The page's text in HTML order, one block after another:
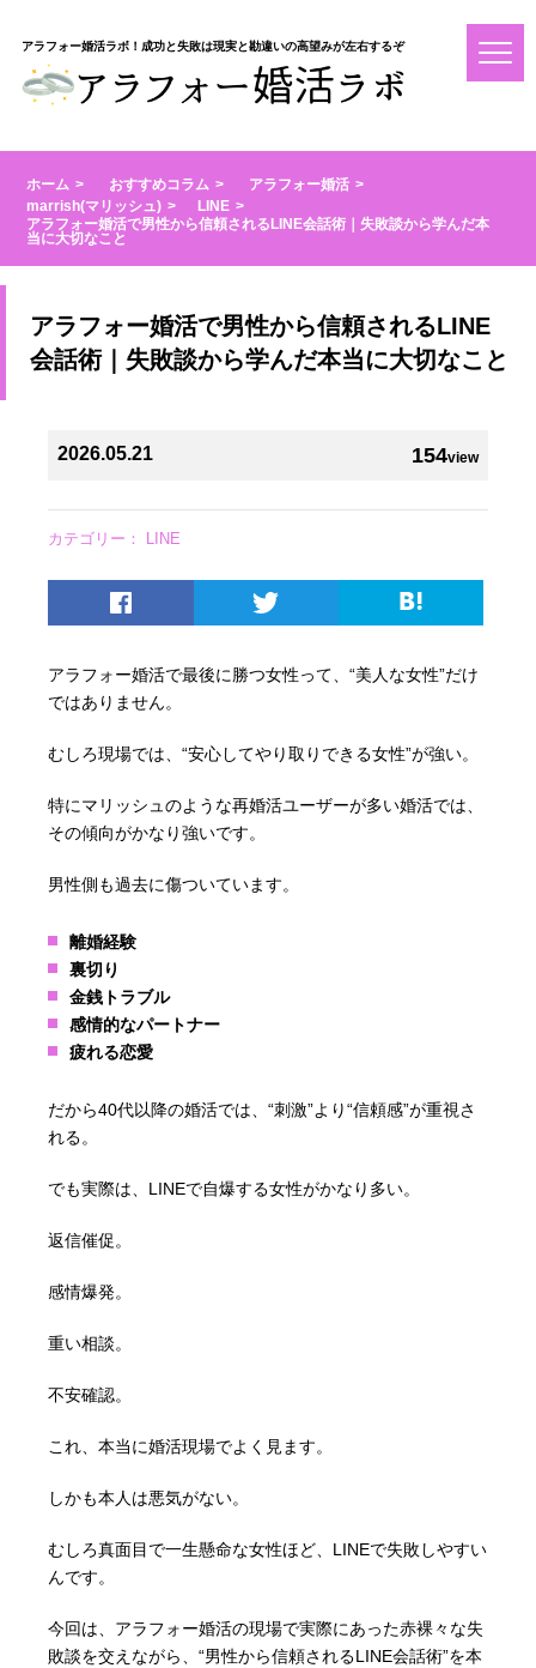
アラフォー婚活ラボ！成功と失敗は現実と勘違いの高望みが左右するぞ
ホーム おすすめコラム
アラフォー婚活
marrish(マリッシュ)
LINE
アラフォー婚活で男性から信頼されるLINE会話術｜失敗談から学んだ本
当に大切なこと
アラフォー婚活で男性から信頼されるLINE
会話術｜失敗談から学んだ本当に大切なこと
154view
2026.05.21
カテゴリー： LINE
アラフォー婚活で最後に勝つ女性って、“美人な女性”だけ
ではありません。
むしろ現場では、“安心してやり取りできる女性”が強い。
特にマリッシュのような再婚活ユーザーが多い婚活では、
その傾向がかなり強いです。
男性側も過去に傷ついています。
離婚経験
裏切り
金銭トラブル
感情的なパートナー
疲れる恋愛
だから40代以降の婚活では、“刺激”より“信頼感”が重視さ
れる。
でも実際は、LINEで自爆する女性がかなり多い。
返信催促。
感情爆発。
重い相談。
不安確認。
これ、本当に婚活現場でよく見ます。
しかも本人は悪気がない。
むしろ真面目で一生懸命な女性ほど、LINEで失敗しやすい
んです。
今回は、アラフォー婚活の現場で実際にあった赤裸々な失
敗談を交えながら、“男性から信頼されるLINE会話術”を本